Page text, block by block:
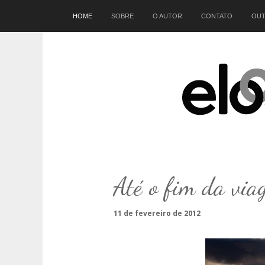
HOME SOBRE O AUTOR CONTATO Início
Até o fim da
11 de fevereiro de 2012